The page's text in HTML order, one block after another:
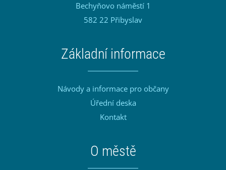
Bechyňovo náměstí 1
582 22 Přibyslav
Základní informace
Návody a informace pro občany
Úřední deska
Kontakt
O městě